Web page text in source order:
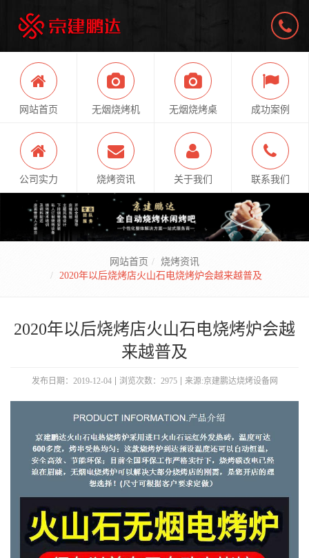
网站首页 无烟烧烤机 无烟烧烤桌 成功案例
公司实力 烧烤资讯 关于我们 联系我们
网站首页
烧烤资讯
2020年以后烧烤店火山石电烧烤炉会越来越普及
2020年以后烧烤店火山石电烧烤炉会越
来越普及
发布日期：2019-12-04 浏览次数：2975 来源:京建鹏达烧烤设备网